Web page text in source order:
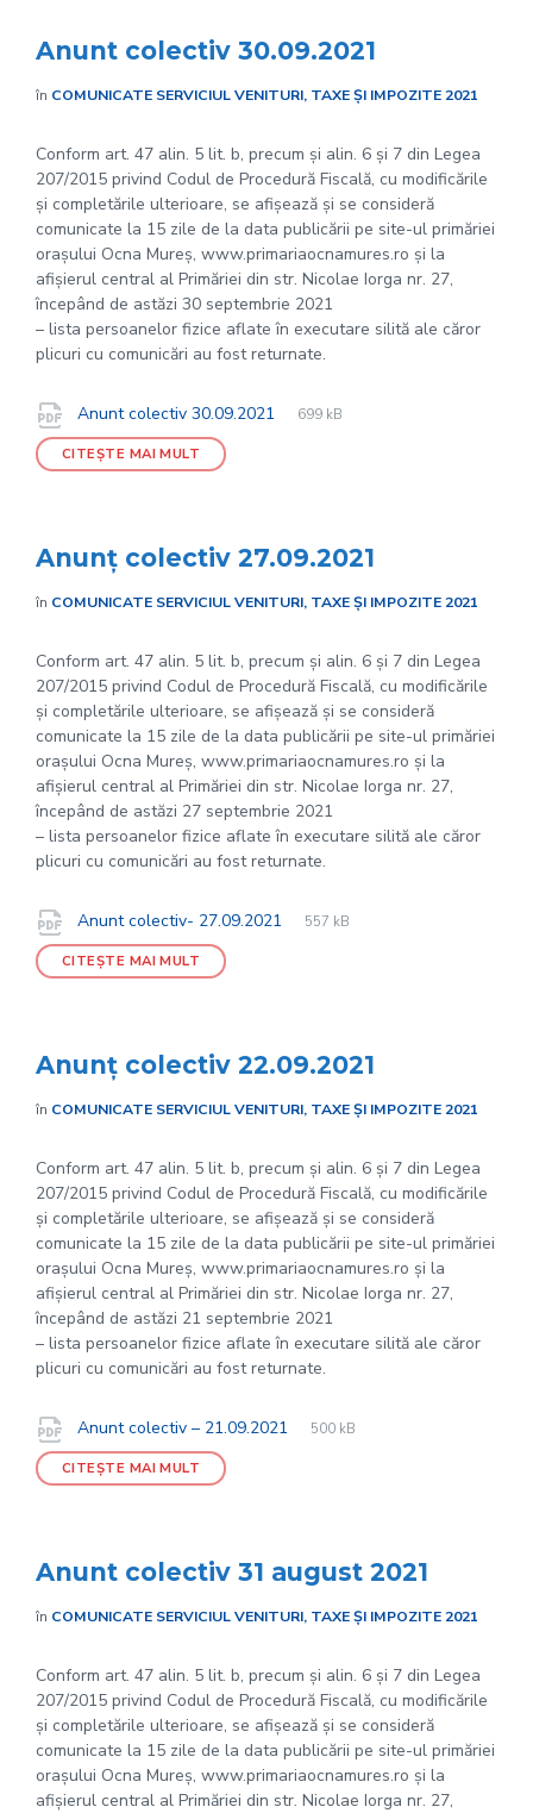
Anunt colectiv 30.09.2021
în COMUNICATE SERVICIUL VENITURI, TAXE ȘI IMPOZITE 2021
Conform art. 47 alin. 5 lit. b, precum și alin. 6 și 7 din Legea
207/2015 privind Codul de Procedură Fiscală, cu modificările
și completările ulterioare, se afișează și se consideră
comunicate la 15 zile de la data publicării pe site-ul primăriei
orașului Ocna Mureș, www.primariaocnamures.ro și la
afișierul central al Primăriei din str. Nicolae Iorga nr. 27,
începând de astăzi 30 septembrie 2021
– lista persoanelor fizice aflate în executare silită ale căror
plicuri cu comunicări au fost returnate.
Documente
Anunt colectiv 30.09.2021
File
pdf
File
699 kB
CITEȘTE MAI MULT
Anunț colectiv 27.09.2021
în COMUNICATE SERVICIUL VENITURI, TAXE ȘI IMPOZITE 2021
Conform art. 47 alin. 5 lit. b, precum și alin. 6 și 7 din Legea
207/2015 privind Codul de Procedură Fiscală, cu modificările
și completările ulterioare, se afișează și se consideră
comunicate la 15 zile de la data publicării pe site-ul primăriei
orașului Ocna Mureș, www.primariaocnamures.ro și la
afișierul central al Primăriei din str. Nicolae Iorga nr. 27,
începând de astăzi 27 septembrie 2021
– lista persoanelor fizice aflate în executare silită ale căror
plicuri cu comunicări au fost returnate.
Documente
Anunt colectiv- 27.09.2021
File
pdf
File
557 kB
CITEȘTE MAI MULT
Anunț colectiv 22.09.2021
în COMUNICATE SERVICIUL VENITURI, TAXE ȘI IMPOZITE 2021
Conform art. 47 alin. 5 lit. b, precum și alin. 6 și 7 din Legea
207/2015 privind Codul de Procedură Fiscală, cu modificările
și completările ulterioare, se afișează și se consideră
comunicate la 15 zile de la data publicării pe site-ul primăriei
orașului Ocna Mureș, www.primariaocnamures.ro și la
afișierul central al Primăriei din str. Nicolae Iorga nr. 27,
începând de astăzi 21 septembrie 2021
– lista persoanelor fizice aflate în executare silită ale căror
plicuri cu comunicări au fost returnate.
Documente
Anunt colectiv – 21.09.2021
File
pdf
File
500 kB
CITEȘTE MAI MULT
Anunt colectiv 31 august 2021
în COMUNICATE SERVICIUL VENITURI, TAXE ȘI IMPOZITE 2021
Conform art. 47 alin. 5 lit. b, precum și alin. 6 și 7 din Legea
207/2015 privind Codul de Procedură Fiscală, cu modificările
și completările ulterioare, se afișează și se consideră
comunicate la 15 zile de la data publicării pe site-ul primăriei
orașului Ocna Mureș, www.primariaocnamures.ro și la
afișierul central al Primăriei din str. Nicolae Iorga nr. 27,